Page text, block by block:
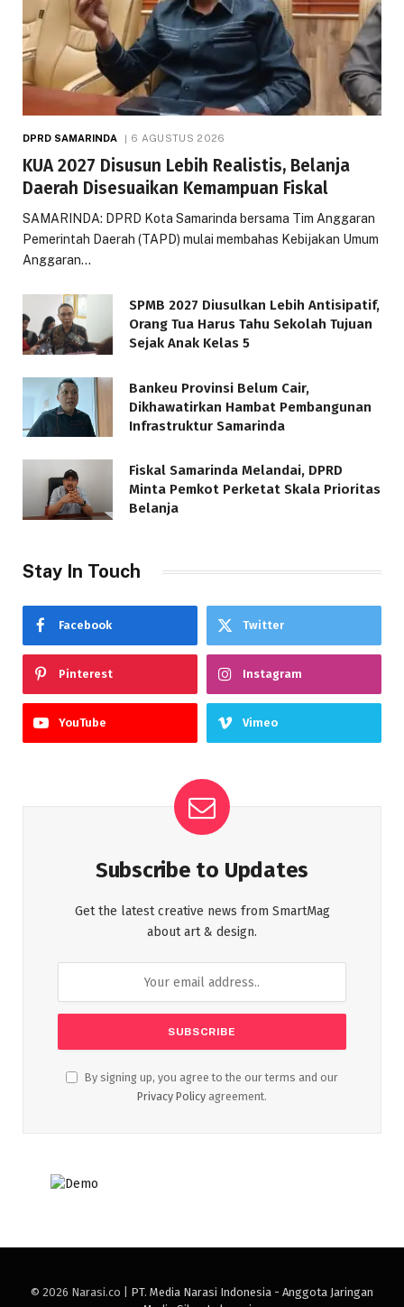
DPRD SAMARINDA 6 AGUSTUS 2026
KUA 2027 Disusun Lebih Realistis, Belanja
Daerah Disesuaikan Kemampuan Fiskal
SAMARINDA: DPRD Kota Samarinda bersama Tim Anggaran
Pemerintah Daerah (TAPD) mulai membahas Kebijakan Umum
Anggaran…
SPMB 2027 Diusulkan Lebih Antisipatif,
Orang Tua Harus Tahu Sekolah Tujuan
Sejak Anak Kelas 5
Bankeu Provinsi Belum Cair,
Dikhawatirkan Hambat Pembangunan
Infrastruktur Samarinda
Fiskal Samarinda Melandai, DPRD
Minta Pemkot Perketat Skala Prioritas
Belanja
Stay In Touch
Facebook Twitter
Pinterest Instagram
YouTube Vimeo
Subscribe to Updates
Get the latest creative news from SmartMag
about art & design.
By signing up, you agree to the our terms and our
Privacy Policy agreement.
© 2026 Narasi.co | PT. Media Narasi Indonesia - Anggota Jaringan